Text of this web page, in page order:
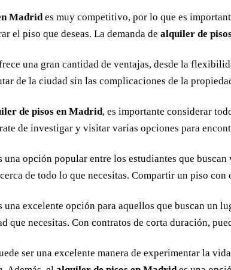
Madrides muy competitivo, por lo que es
el piso que deseas. La demanda de alquiler de
una gran cantidad de ventajas, desde la
de la ciudad sin las complicaciones de la
de pisos en Madrid, es importante considerar
de investigar y visitar varias opciones para
una opción popular entre los estudiantes que
de todo lo que necesitas. Compartir un piso
una excelente opción para aquellos que buscan un
necesitas. Con contratos de corta duración,
ser una excelente manera de experimentar la